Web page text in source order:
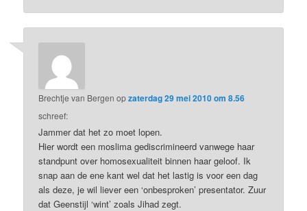
Brechtje van Bergen opzaterdag 29 mei 2010 om 8.56
schreef:
Jammer dat het zo moet lopen.
Hier wordt een moslima gediscrimineerd vanwege haar
standpunt over homosexualiteit binnen haar geloof. Ik
snap aan de ene kant wel dat het lastig is voor een dag
als deze, je wil liever een ‘onbesproken’ presentator. Zuur
dat Geenstijl ‘wint’ zoals Jihad zegt.